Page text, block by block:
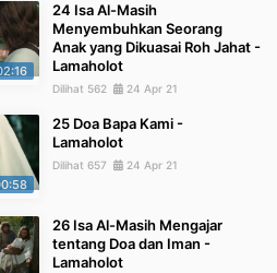
24 Isa Al-Masih
Menyembuhkan Seorang
Anak yang Dikuasai Roh Jahat -
Lamaholot
Dilihat 562 24 Apr 21
25 Doa Bapa Kami -
Lamaholot
Dilihat 657 24 Apr 21
26 Isa Al-Masih Mengajar
tentang Doa dan Iman -
Lamaholot